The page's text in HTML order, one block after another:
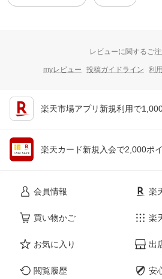
レビューに関するご
myレビュー 投稿ガイドライン 利
楽天市場アプリ新規利用で
楽天カード新規入会で2,000ポ
会員情報
買い物かご
お気に入り
閲覧履歴
楽
楽
出
安